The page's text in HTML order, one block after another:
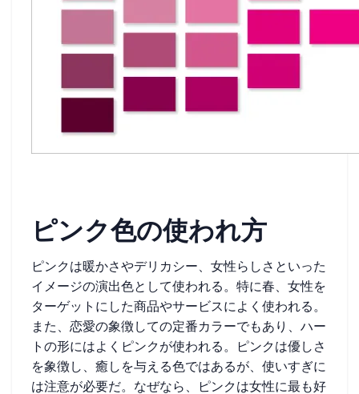
ピンク色の使われ方
ピンクは暖かさやデリカシー、女性らしさといった
イメージの演出色として使われる。特に春、女性を
ターゲットにした商品やサービスによく使われる。
また、恋愛の象徴しての定番カラーでもあり、ハー
トの形にはよくピンクが使われる。ピンクは優しさ
を象徴し、癒しを与える色ではあるが、使いすぎに
は注意が必要だ。なぜなら、ピンクは女性に最も好